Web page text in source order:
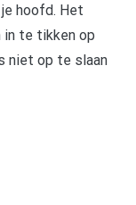
hoofd. Het
in te tikken op
niet op te slaan